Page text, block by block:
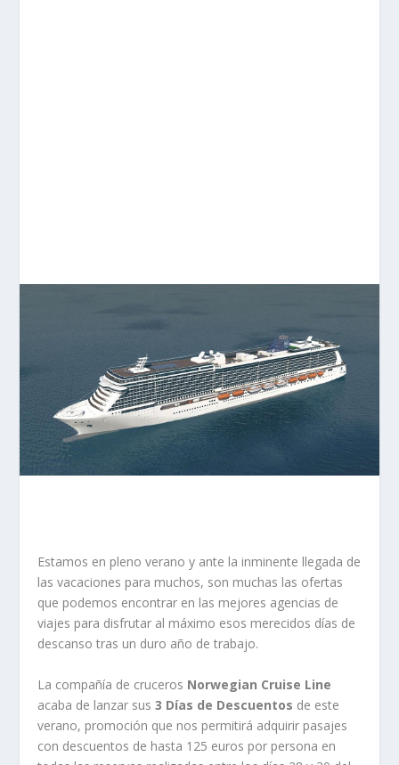
Estamos en pleno verano y ante la inminente llegada de
las vacaciones para muchos, son muchas las ofertas
que podemos encontrar en las mejores agencias de
viajes para disfrutar al máximo esos merecidos días de
descanso tras un duro año de trabajo.
La compañía de cruceros Norwegian Cruise Line
acaba de lanzar sus3 Días de Descuentos de este
verano, promoción que nos permitirá adquirir pasajes
con descuentos de hasta 125 euros por persona en